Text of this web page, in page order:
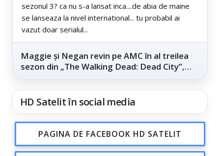
sezonul 3? ca nu s-a lansat inca....de abia de maine
se lanseaza la nivel international... tu probabil ai
vazut doar serialul...
Maggie și Negan revin pe AMC în al treilea
sezon din „The Walking Dead: Dead City”,
HD Satelit în social media
PAGINA DE FACEBOOK HD SATELIT